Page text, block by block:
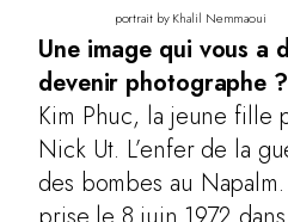
portrait by Khalil Nemmaoui
Une image qui vous a
devenir photographe ?
Kim Phuc, la jeune fille
Nick Ut. L’enfer de la
des bombes au